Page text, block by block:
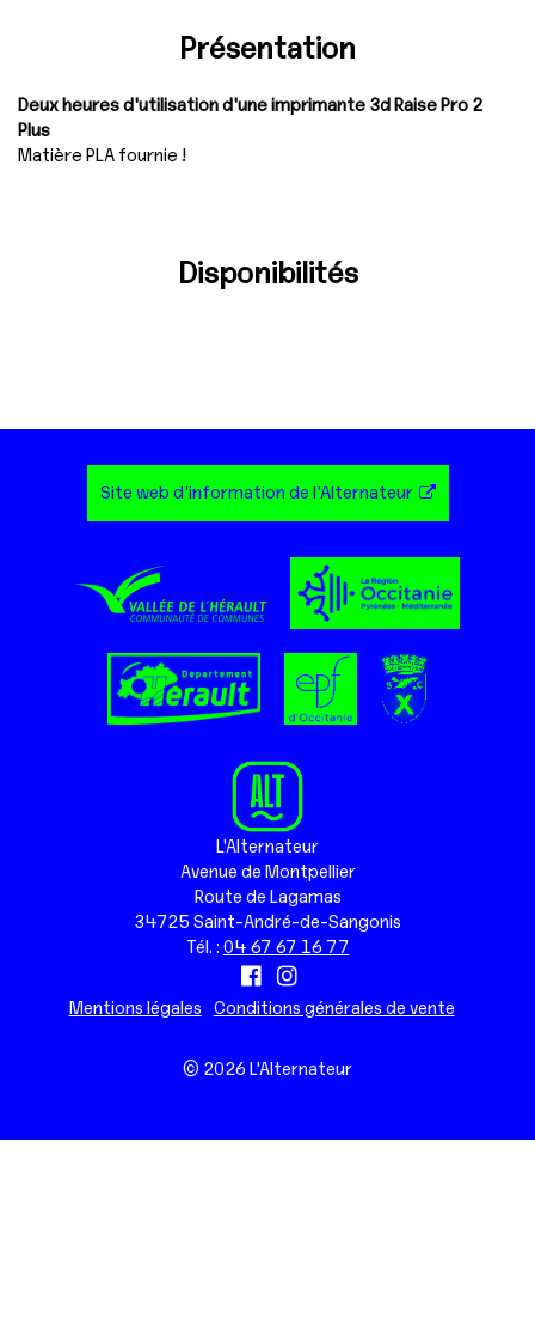
Présentation
Deux heures d'utilisation d'une imprimante 3d Raise Pro 2
Plus
Matière PLA fournie !
Disponibilités
L'Alternateur
Avenue de Montpellier
Route de Lagamas
34725 Saint-André-de-Sangonis
Tél. : 04 67 67 16 77
Mentions légales Conditions générales de vente
Site web d'information de l'Alternateur
© 2026 L'Alternateur